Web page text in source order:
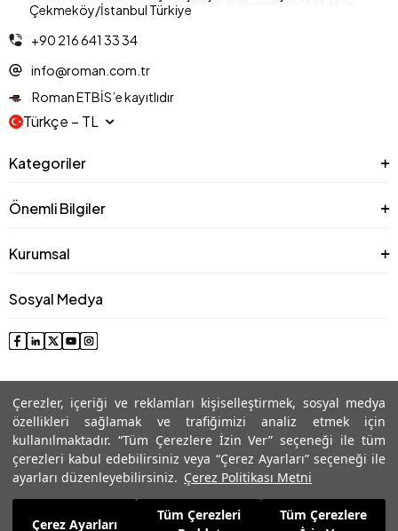
Çerezler, içeriği ve reklamları kişiselleştirmek, sosyal medya
özellikleri sağlamak ve trafiğimizi analiz etmek için
kullanılmaktadır. “Tüm Çerezlere İzin Ver” seçeneği ile tüm
çerezleri kabul edebilirsiniz veya “Çerez Ayarları” seçeneği ile
ayarları düzenleyebilirsiniz. Çerez Politikası Metni
Çerez Ayarları
Tüm Çerezleri
Tüm Çerezlere
3.704,99 TL
Çekmeköy/İstanbul Türkiye
+90 216 641 33 34
info@roman.com.tr
Roman ETBİS’e kayıtlıdır
Türkçe − TL
Kategoriler
Önemli Bilgiler
Kurumsal
Sosyal Medya
© 2025 Roman® Tüm Hakları Saklıdır, İzinsiz kullanılamaz